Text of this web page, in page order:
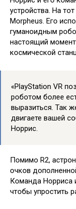
устройства. На
Morpheus. Его
гуманоидным
настоящий
космической
«PlayStation VR
роботом более
выразиться. Так
двигаете вашей
Норрис.
Помимо R2,
очков
Команда Норриса
чтобы упростить